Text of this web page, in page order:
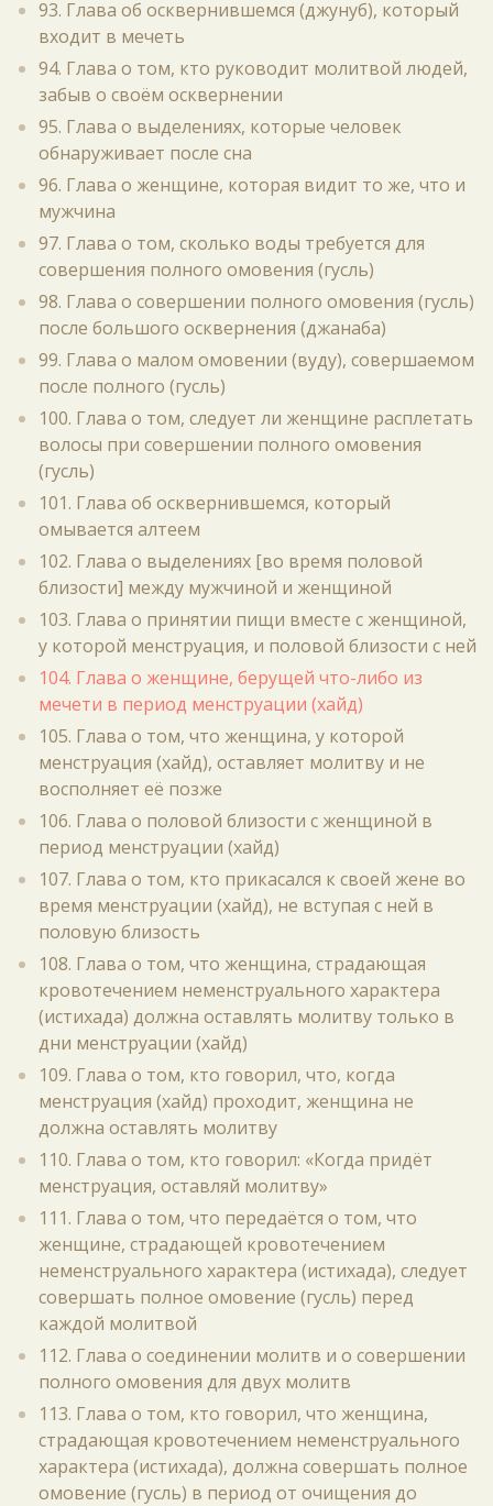
93. Глава об осквернившемся (джунуб), который
входит в мечеть
94. Глава о том, кто руководит молитвой людей,
забыв о своём осквернении
95. Глава о выделениях, которые человек
обнаруживает после сна
96. Глава о женщине, которая видит то же, что и
мужчина
97. Глава о том, сколько воды требуется для
совершения полного омовения (гусль)
98. Глава о совершении полного омовения (гусль)
после большого осквернения (джанаба)
99. Глава о малом омовении (вуду), совершаемом
после полного (гусль)
100. Глава о том, следует ли женщине расплетать
волосы при совершении полного омовения
(гусль)
101. Глава об осквернившемся, который
омывается алтеем
102. Глава о выделениях [во время половой
близости] между мужчиной и женщиной
103. Глава о принятии пищи вместе с женщиной,
у которой менструация, и половой близости с ней
104. Глава о женщине, берущей что-либо из
мечети в период менструации (хайд)
105. Глава о том, что женщина, у которой
менструация (хайд), оставляет молитву и не
восполняет её позже
106. Глава о половой близости с женщиной в
период менструации (хайд)
107. Глава о том, кто прикасался к своей жене во
время менструации (хайд), не вступая с ней в
половую близость
108. Глава о том, что женщина, страдающая
кровотечением неменструального характера
(истихада) должна оставлять молитву только в
дни менструации (хайд)
109. Глава о том, кто говорил, что, когда
менструация (хайд) проходит, женщина не
должна оставлять молитву
110. Глава о том, кто говорил: «Когда придёт
менструация, оставляй молитву»
111. Глава о том, что передаётся о том, что
женщине, страдающей кровотечением
неменструального характера (истихада), следует
совершать полное омовение (гусль) перед
каждой молитвой
112. Глава о соединении молитв и о совершении
полного омовения для двух молитв
113. Глава о том, кто говорил, что женщина,
страдающая кровотечением неменструального
характера (истихада), должна совершать полное
омовение (гусль) в период от очищения до